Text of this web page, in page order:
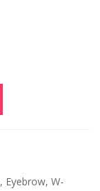
, Eyebrow, W-